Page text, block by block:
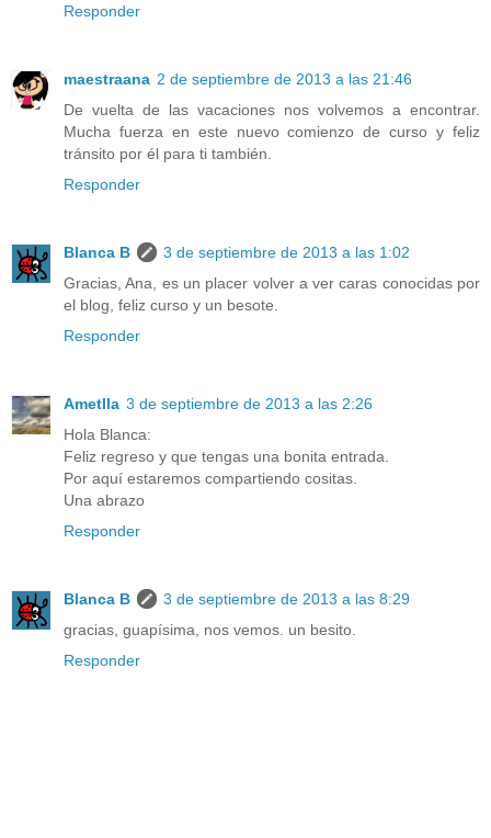
Responder
maestraana 2 de septiembre de 2013 a las 21:46
De vuelta de las vacaciones nos volvemos a encontrar.
Mucha fuerza en este nuevo comienzo de curso y feliz
tránsito por él para ti también.
Responder
Blanca B
3 de septiembre de 2013 a las 1:02
Gracias, Ana, es un placer volver a ver caras conocidas por
el blog, feliz curso y un besote.
Responder
Ametlla 3 de septiembre de 2013 a las 2:26
Hola Blanca:
Feliz regreso y que tengas una bonita entrada.
Por aquí estaremos compartiendo cositas.
Una abrazo
Responder
Blanca B
3 de septiembre de 2013 a las 8:29
gracias, guapísima, nos vemos. un besito.
Responder